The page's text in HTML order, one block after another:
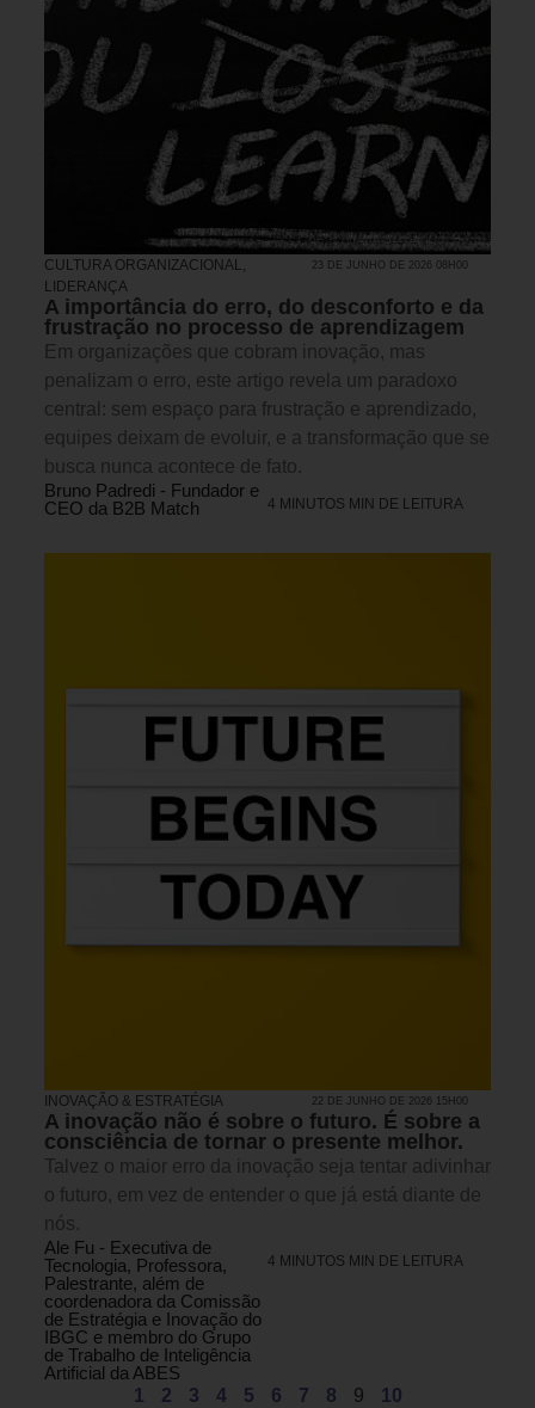
CULTURA ORGANIZACIONAL,
LIDERANÇA
23 DE JUNHO DE 2026 08H00
A importância do erro, do desconforto e da
frustração no processo de aprendizagem
Em organizações que cobram inovação, mas
penalizam o erro, este artigo revela um paradoxo
central: sem espaço para frustração e aprendizado,
equipes deixam de evoluir, e a transformação que se
busca nunca acontece de fato.
Bruno Padredi - Fundador e
CEO da B2B Match
4 MINUTOS MIN DE LEITURA
INOVAÇÃO & ESTRATÉGIA 22 DE JUNHO DE 2026 15H00
A inovação não é sobre o futuro. É sobre a
consciência de tornar o presente melhor.
Talvez o maior erro da inovação seja tentar adivinhar
o futuro, em vez de entender o que já está diante de
nós.
Ale Fu - Executiva de
Tecnologia, Professora,
Palestrante, além de
coordenadora da Comissão
de Estratégia e Inovação do
IBGC e membro do Grupo
de Trabalho de Inteligência
Artificial da ABES
4 MINUTOS MIN DE LEITURA
1 2 3 4 5 6 7 8 9 10